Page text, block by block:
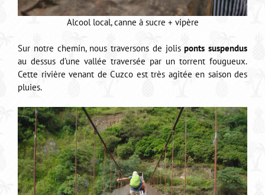
Alcool local, canne à sucre + vipère
Sur notre chemin, nous traversons de jolisponts suspendus
au dessus d’une vallée traversée par un torrent fougueux.
Cette rivière venant de Cuzco est très agitée en saison des
pluies.